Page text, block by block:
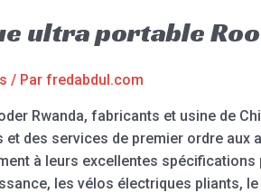
ultra portable
/ Par fredabdul.com
Rwanda, fabricants et usine de
des services de premier ordre aux
à leurs excellentes
les vélos électriques pliants,